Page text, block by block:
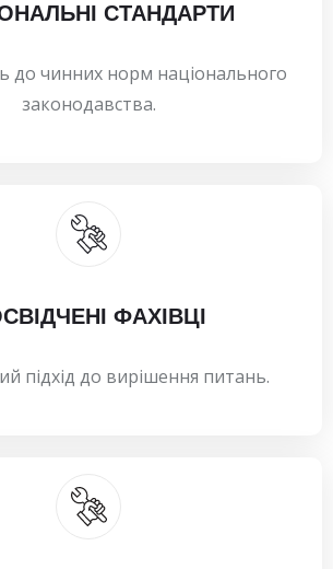
СТАНДАРТИ
до чинних норм національного
законодавства.
ФАХІВЦІ
підхід до вирішення питань.